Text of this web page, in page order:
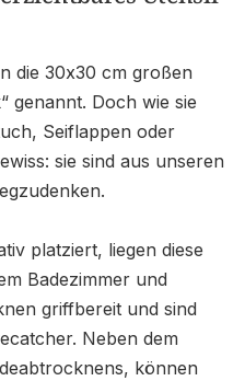
die 30x30 cm großen
genannt. Doch wie sie
Seiflappen oder
sie sind aus unseren
platziert, liegen diese
Badezimmer und
griffbereit und sind
Neben dem
können